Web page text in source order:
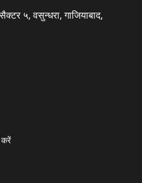
५, वसुन्धरा, गाजियाबाद,
करें